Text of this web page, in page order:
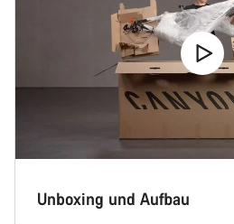
Unboxing und Aufbau